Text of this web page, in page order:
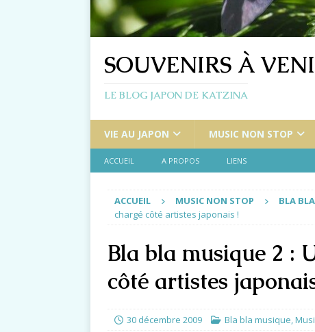
SOUVENIRS À
LE BLOG JAPON DE KATZINA
VIE AU JAPON MUSIC NON STOP
ACCUEIL A PROPOS LIENS
ACCUEIL MUSIC NON STOP BLA
chargé côté artistes japonais !
Bla bla musique 2 :
côté artistes
30 décembre 2009 Bla bla musique,